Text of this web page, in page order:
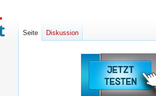
Seite Diskussion